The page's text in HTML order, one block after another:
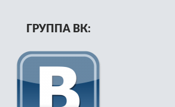
ГРУППА ВК: